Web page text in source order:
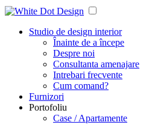
Studio de design interior
Înainte de a începe
Despre noi
Consultanta amenajare
Intrebari frecvente
Cum comand?
Furnizori
Portofoliu
Case / Apartamente